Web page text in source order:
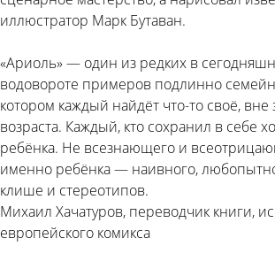
иллюстратор Марк Бутаван.
«Ариоль» — один из редких в
водовороте примеров подлинно
котором каждый найдёт что-то своё, вне
возраста. Каждый, кто сохранил в себе
ребёнка. Не всезнающего и
именно ребёнка — наивного,
клише и стереотипов.
Михаил Хачатуров, переводчик книги,
европейского комикса